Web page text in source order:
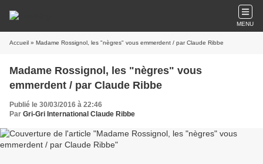
MENU
Accueil » Madame Rossignol, les "nègres" vous emmerdent / par Claude Ribbe
Madame Rossignol, les "nègres" vous
emmerdent / par Claude Ribbe
Publié le 30/03/2016 à 22:46
Par Gri-Gri International Claude Ribbe